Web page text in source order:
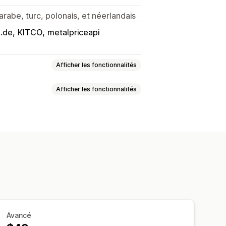
turc, polonais, et néerlandais
KITCO metalpriceapi
Afficher les fonctionnalités
Afficher les fonctionnalités
Avancé